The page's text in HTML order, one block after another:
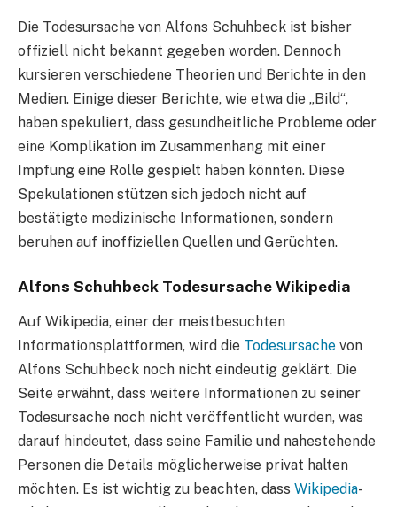
Die Todesursache von Alfons Schuhbeck ist bisher
offiziell nicht bekannt gegeben worden. Dennoch
kursieren verschiedene Theorien und Berichte in den
Medien. Einige dieser Berichte, wie etwa die „Bild“,
haben spekuliert, dass gesundheitliche Probleme oder
eine Komplikation im Zusammenhang mit einer
Impfung eine Rolle gespielt haben könnten. Diese
Spekulationen stützen sich jedoch nicht auf
bestätigte medizinische Informationen, sondern
beruhen auf inoffiziellen Quellen und Gerüchten.
Alfons Schuhbeck Todesursache Wikipedia
Auf Wikipedia, einer der meistbesuchten
Informationsplattformen, wird die Todesursache von
Alfons Schuhbeck noch nicht eindeutig geklärt. Die
Seite erwähnt, dass weitere Informationen zu seiner
Todesursache noch nicht veröffentlicht wurden, was
darauf hindeutet, dass seine Familie und nahestehende
Personen die Details möglicherweise privat halten
möchten. Es ist wichtig zu beachten, dass Wikipedia-